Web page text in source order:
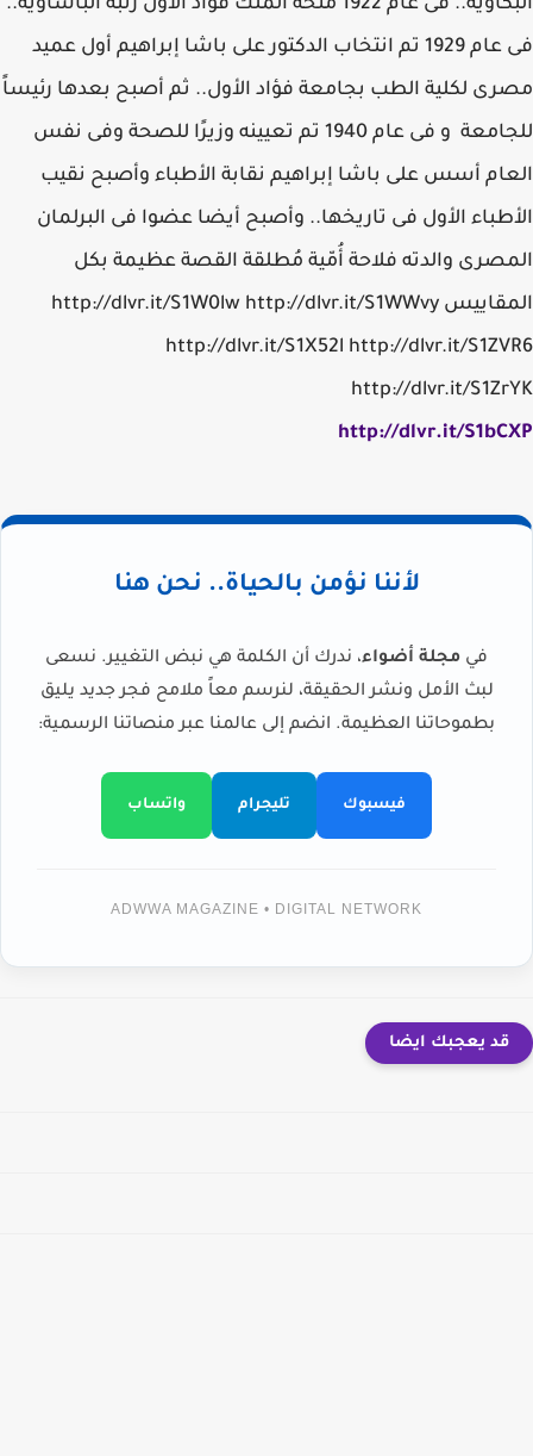
البكاوية.. فى عام 1922 منحه الملك فؤاد الأول رتبة الباشاوية..
فى عام 1929 تم انتخاب الدكتور على باشا إبراهيم أول عميد
مصرى لكلية الطب بجامعة فؤاد الأول.. ثم أصبح بعدها رئيساً
للجامعة و فى عام 1940 تم تعيينه وزيرًا للصحة وفى نفس
العام أسس على باشا إبراهيم نقابة الأطباء وأصبح نقيب
الأطباء الأول فى تاريخها.. وأصبح أيضا عضوا فى البرلمان
المصرى والدته فلاحة أُمّية مُطلقة القصة عظيمة بكل
المقاييس http://dlvr.it/S1W0lw http://dlvr.it/S1WWvy
http://dlvr.it/S1X52l http://dlvr.it/S1ZVR6
http://dlvr.it/S1ZrYK
http://dlvr.it/S1bCXP
لأننا نؤمن بالحياة.. نحن هنا
في مجلة أضواء، ندرك أن الكلمة هي نبض التغيير. نسعى
لبث الأمل ونشر الحقيقة، لنرسم معاً ملامح فجر جديد يليق
بطموحاتنا العظيمة. انضم إلى عالمنا عبر منصاتنا الرسمية:
فيسبوك تليجرام واتساب
ADWWA MAGAZINE • DIGITAL NETWORK
قد يعجبك ايضا